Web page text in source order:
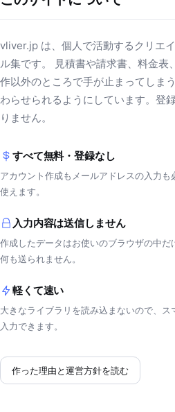
vliver.jp は、個人で活動するクリエ
ル集です。 見積書や請求書、料金表
作以外のところで手が止まってしま
わらせられるようにしています。登
りません。
すべて無料・登録なし
アカウント作成もメールアドレスの入力
使えます。
入力内容は送信しません
作成したデータはお使いのブラウザの中
何も送られません。
軽くて速い
大きなライブラリを読み込まないので、
入力できます。
作った理由と運営方針を読む